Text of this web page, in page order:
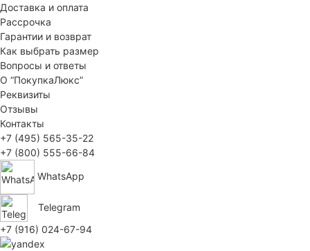
Доставка и оплата
Рассрочка
Гарантии и возврат
Как выбрать размер
Вопросы и ответы
О “ПокупкаЛюкс”
Реквизиты
Отзывы
Контакты
+7 (495) 565-35-22
+7 (800) 555-66-84
WhatsApp
Telegram
+7 (916) 024-67-94